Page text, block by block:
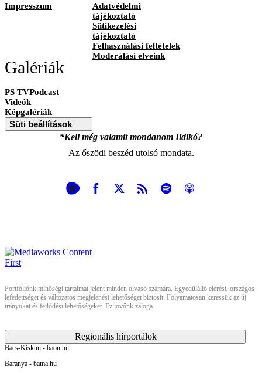
Impresszum
Adatvédelmi
tájékoztató
Sütikezelési
tájékoztató
Felhasználási feltételek
Moderálási elveink
Galériák
PS TVPodcast
Videók
Képgalériák
Süti beállítások
*Kell még valamit mondanom Ildikó?
Az őszödi beszéd utolsó mondata.
Portfóliónk minőségi tartalmat jelent minden olvasó számára. Egyedülálló elérést, országos
lefedettséget és változatos megjelenési lehetőséget biztosít. Folyamatosan keressük az új
irányokat és fejlődési lehetőségeket. Ez jövőnk záloga.
Regionális hírportálok
Bács-Kiskun - baon.hu
Baranya - bama.hu